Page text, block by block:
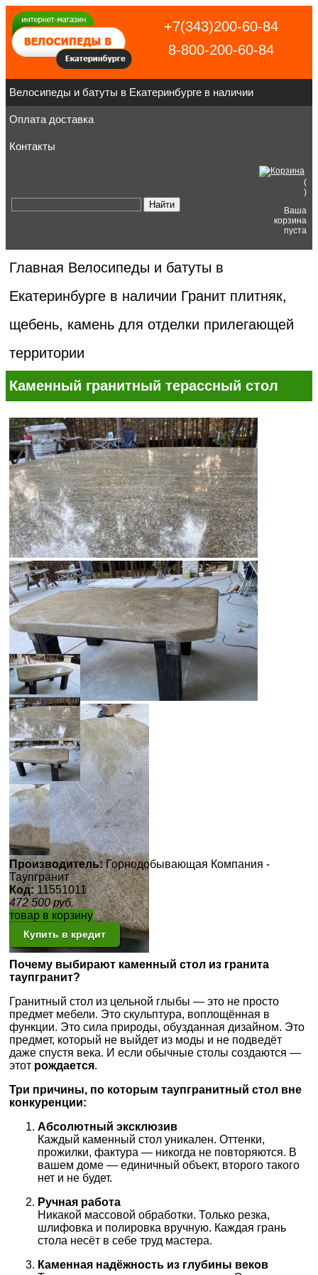
+7(343)200-60-84
8-800-200-60-84
Велосипеды и батуты в Екатеринбурге в наличии
Оплата доставка
Контакты
(
)
Ваша
корзина
пуста
Главная Велосипеды и батуты в
Екатеринбурге в наличии Гранит плитняк,
щебень, камень для отделки прилегающей
территории
Каменный гранитный терассный стол
Производитель:Горнодобывающая Компания -
Таупгранит
Код:11551011
472 500 руб.
товар в корзину
Купить в кредит
Почему выбирают каменный стол из гранита
таупгранит?
Гранитный стол из цельной глыбы — это не просто
предмет мебели. Это скульптура, воплощённая в
функции. Это сила природы, обузданная дизайном. Это
предмет, который не выйдет из моды и не подведёт
даже спустя века. И если обычные столы создаются —
этот рождается.
Три причины, по которым таупгранитный стол вне
конкуренции:
Абсолютный эксклюзив
Каждый каменный стол уникален. Оттенки,
прожилки, фактура — никогда не повторяются. В
вашем доме — единичный объект, второго такого
нет и не будет.
Ручная работа
Никакой массовой обработки. Только резка,
шлифовка и полировка вручную. Каждая грань
стола несёт в себе труд мастера.
Каменная надёжность из глубины веков